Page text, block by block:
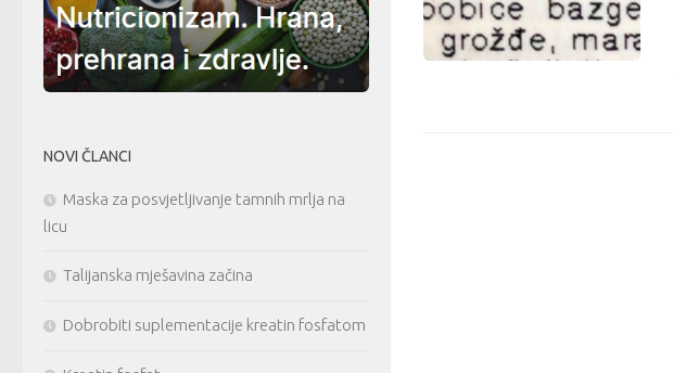
NOVI ČLANCI
Maska za posvjetljivanje tamnih mrlja na
licu
Talijanska mješavina začina
Dobrobiti suplementacije kreatin fosfatom